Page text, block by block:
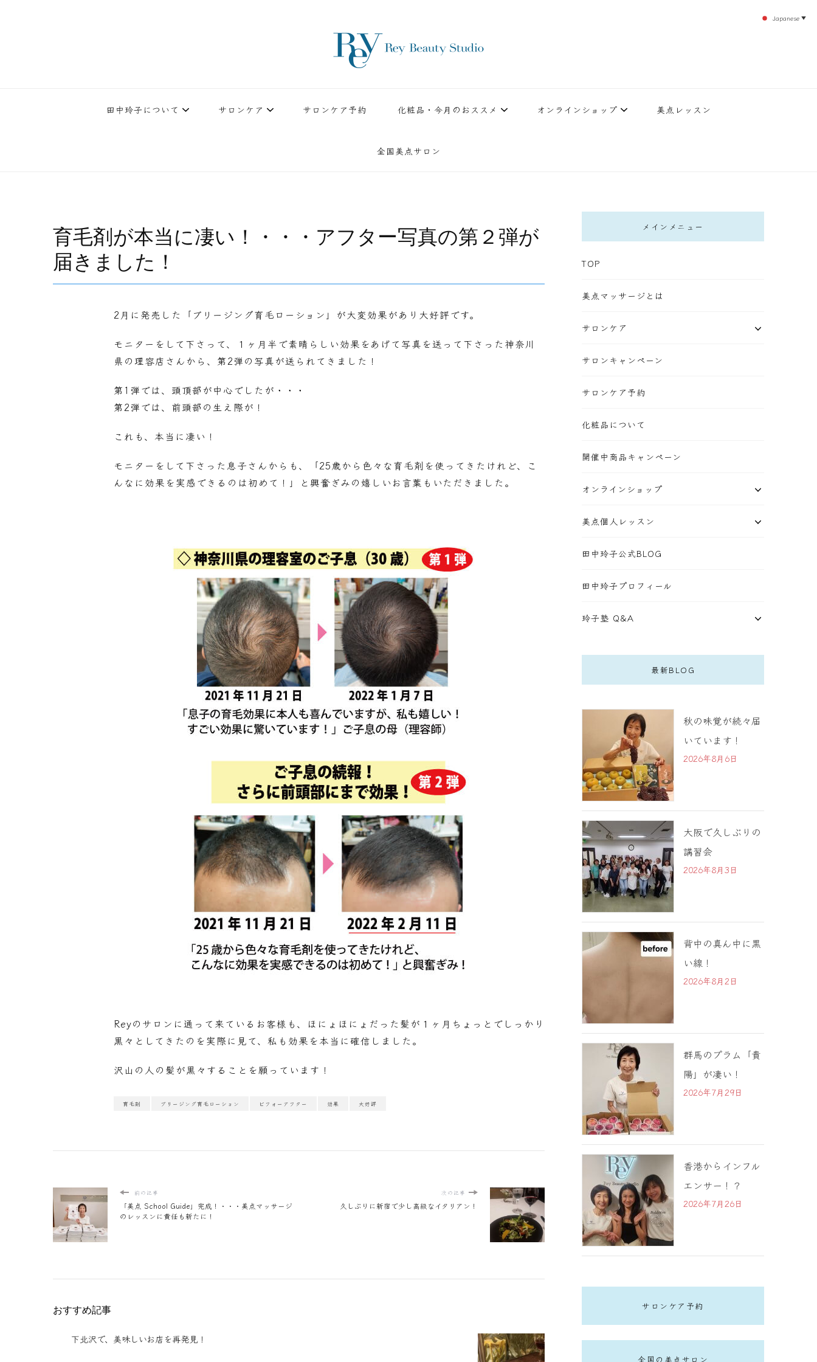
田中玲子について サロンケア サロンケア予約 化粧品・今月のおススメ オンラインショップ 美点レッスン
全国美点サロン
育毛剤が本当に凄い！・・・アフター写真の第２弾が
届きました！
2月に発売した「ブリージング育毛ローション」が大変効果があり大好評です。
モニターをして下さって、１ヶ月半で素晴らしい効果をあげて写真を送って下さった神奈川
県の理容店さんから、第2弾の写真が送られてきました！
第1弾では、頭頂部が中心でしたが・・・
第2弾では、前頭部の生え際が！
これも、本当に凄い！
モニターをして下さった息子さんからも、「25歳から色々な育毛剤を使ってきたけれど、こ
んなに効果を実感できるのは初めて！」と興奮ぎみの嬉しいお言葉もいただきました。
Reyのサロンに通って来ているお客様も、ほにょほにょだった髪が１ヶ月ちょっとでしっかり
黒々としてきたのを実際に見て、私も効果を本当に確信しました。
沢山の人の髪が黒々することを願っています！
育毛剤 ブリージング育毛ローション ビフォーアフター 効果 大好評
前の記事
「美点 School Guide」完成！・・・美点マッサージ
のレッスンに責任も新たに！
次の記事
久しぶりに新宿で少し高級なイタリアン！
おすすめ記事
下北沢で、美味しいお店を再発見！
メインメニュー
TOP
美点マッサージとは
サロンケア
サロンキャンペーン
サロンケア予約
化粧品について
開催中商品キャンペーン
オンラインショップ
美点個人レッスン
田中玲子公式BLOG
田中玲子プロフィール
玲子塾 Q&A
最新BLOG
秋の味覚が続々届
いています！
2026年8月6日
大阪で久しぶりの
講習会
2026年8月3日
背中の真ん中に黒
い線！
2026年8月2日
群馬のプラム「貴
陽」が凄い！
2026年7月29日
香港からインフル
エンサー！？
2026年7月26日
サロンケア予約
全国の美点サロン
Japanese ▼